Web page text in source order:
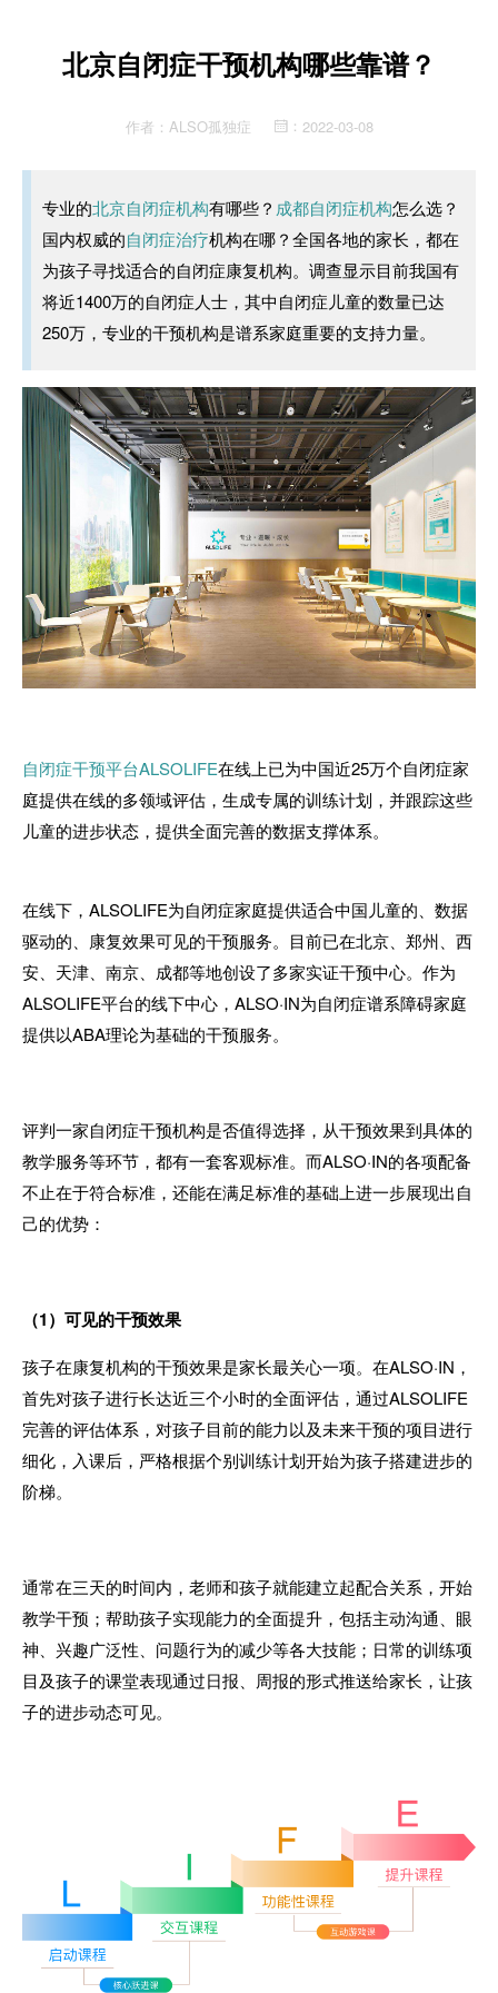
北京自闭症干预机构哪些靠谱？
作者： ALSO孤独症 ： 2022-03-08
专业的北京自闭症机构有哪些？ 成都自闭症机构怎么选？
国内权威的自闭症治疗机构在哪？全国各地的家长，都在
为孩子寻找适合的自闭症康复机构。调查显示目前我国有
将近1400万的自闭症人士，其中自闭症儿童的数量已达
250万，专业的干预机构是谱系家庭重要的支持力量。
自闭症干预平台ALSOLIFE在线上已为中国近25万个自闭症家
庭提供在线的多领域评估，生成专属的训练计划，并跟踪这些
儿童的进步状态，提供全面完善的数据支撑体系。
在线下， ALSOLIFE为自闭症家庭提供适合中国儿童的、数据
驱动的、康复效果可见的干预服务。目前已在北京、郑州、西
安、天津、南京、成都等地创设了多家实证干预中心。作为
ALSOLIFE平台的线下中心， ALSO·IN为自闭症谱系障碍家庭
提供以ABA理论为基础的干预服务。
评判一家自闭症干预机构是否值得选择，从干预效果到具体的
教学服务等环节，都有一套客观标准。而ALSO·IN的各项配备
不止在于符合标准，还能在满足标准的基础上进一步展现出自
己的优势：
（1）可见的干预效果
孩子在康复机构的干预效果是家长最关心一项。在ALSO·IN ，
首先对孩子进行长达近三个小时的全面评估，通过ALSOLIFE
完善的评估体系，对孩子目前的能力以及未来干预的项目进行
细化，入课后，严格根据个别训练计划开始为孩子搭建进步的
阶梯。
通常在三天的时间内，老师和孩子就能建立起配合关系，开始
教学干预；帮助孩子实现能力的全面提升，包括主动沟通、眼
神、兴趣广泛性、问题行为的减少等各大技能；日常的训练项
目及孩子的课堂表现通过日报、周报的形式推送给家长，让孩
子的进步动态可见。